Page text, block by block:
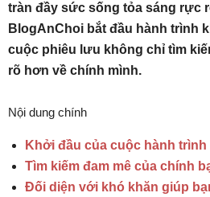
tràn đầy sức sống tỏa sáng rực
BlogAnChoi bắt đầu hành trình
cuộc phiêu lưu không chỉ tìm
rõ hơn về chính mình.
Nội dung chính
Khởi đầu của cuộc hành
Tìm kiếm đam mê của chính
Đối diện với khó khăn giúp